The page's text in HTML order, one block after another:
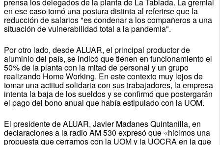
en ese caso tomó una postura distinta al referirse que la
reducción de salarios "es condenar a los compañeros a una
situación de vulnerabilidad total a la pandemia".
Por otro lado, desde ALUAR, el principal productor de
aluminio del país, se indicó que tienen en funcionamiento el
50% de la planta con la mitad de personal y un grupo
realizando Home Working. En este contexto muy lejos de
tomar una actitud solidaria con sus trabajadores, la empresa
intenta la baja de los sueldos y se confirmó que postergarán
el pago del bono anual que había estipulado con la UOM.
El presidente de ALUAR, Javier Madanes Quintanilla, en
declaraciones a la radio AM 530 expresó que «hicimos una
propuesta que cerramos con la UOM y la UOCRA en la que